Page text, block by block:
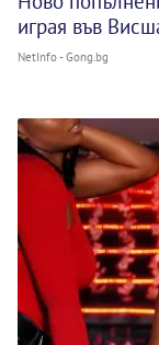
играя във
NetInfo - Gong.bg